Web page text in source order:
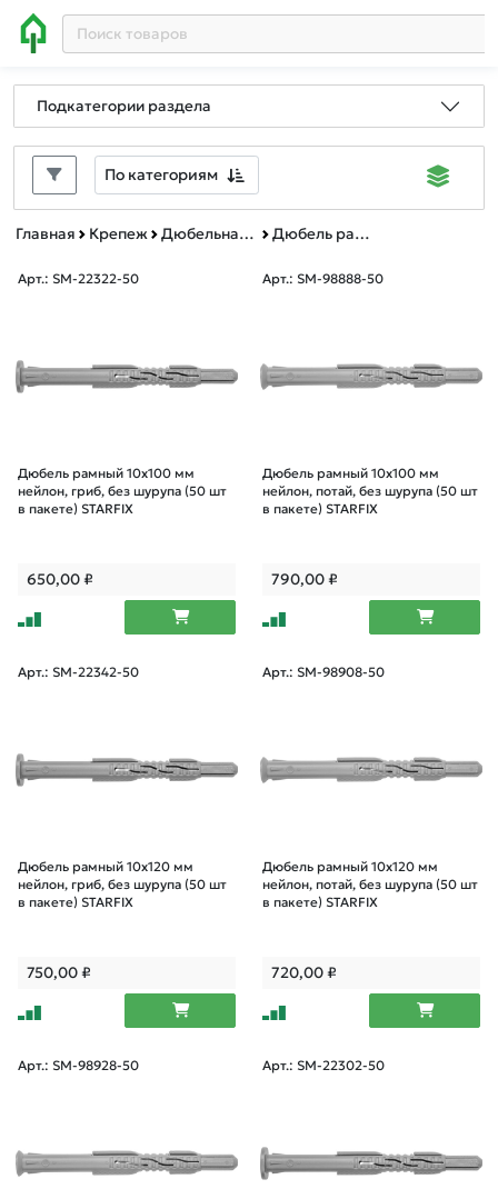
Подкатегории раздела
По категориям
Главная Крепеж Дюбельная техника Дюбель рамный без шурупа нейлон
Арт.: SM-22322-50
Дюбель рамный 10х100 мм
нейлон, гриб, без шурупа (50 шт
в пакете) STARFIX
650,00₽
Арт.: SM-98888-50
Дюбель рамный 10х100 мм
нейлон, потай, без шурупа (50 шт
в пакете) STARFIX
790,00₽
Арт.: SM-22342-50
Дюбель рамный 10х120 мм
нейлон, гриб, без шурупа (50 шт
в пакете) STARFIX
750,00₽
Арт.: SM-98908-50
Дюбель рамный 10х120 мм
нейлон, потай, без шурупа (50 шт
в пакете) STARFIX
720,00₽
Арт.: SM-98928-50 Арт.: SM-22302-50